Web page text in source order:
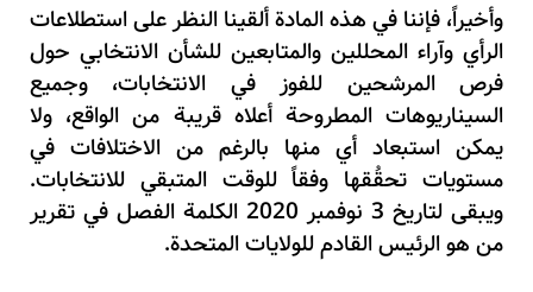
وأخيراً، فإننا في هذه المادة ألقينا النظر على استطلاعات
الرأي وآراء المحللين والمتابعين للشأن الانتخابي حول
فرص المرشحين للفوز في الانتخابات، وجميع
السيناريوهات المطروحة أعلاه قريبة من الواقع، ولا
يمكن استبعاد أي منها بالرغم من الاختلافات في
مستويات تحقُقها وفقاً للوقت المتبقي للانتخابات.
ويبقى لتاريخ 3 نوفمبر 2020 الكلمة الفصل في تقرير
من هو الرئيس القادم للولايات المتحدة.